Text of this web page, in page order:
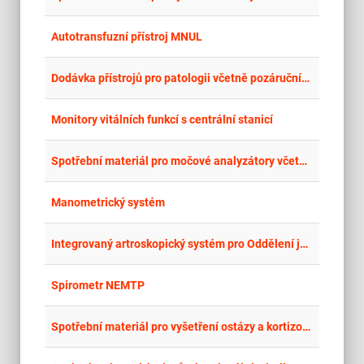
Autotransfuzní přístroj MNUL
Dodávka přístrojů pro patologii včetně pozáručního servisu a spotřebního materiálu
Monitory vitálních funkcí s centrální stanicí
Spotřební materiál pro močové analyzátory včetně výpůjčky močových analyzátorů
Manometrický systém
Integrovaný artroskopický systém pro Oddělení jednodenní chirurgie – Nemocnice Teplice, o.z.
Spirometr NEMTP
Spotřební materiál pro vyšetření ostázy a kortizolu v moči a séru včetně výpůjčky analyzátoru znovuvyhlášení